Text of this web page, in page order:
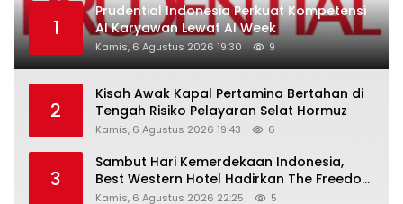
1
Prudential Indonesia Perkuat Kompetensi
AI Karyawan Lewat AI Week
Kamis, 6 Agustus 2026 19:30 9
2
Kisah Awak Kapal Pertamina Bertahan di
Tengah Risiko Pelayaran Selat Hormuz
Kamis, 6 Agustus 2026 19:43 6
3
Sambut Hari Kemerdekaan Indonesia,
Best Western Hotel Hadirkan The Freedom
Stay Diskon Hingga 45%
Kamis, 6 Agustus 2026 22:25 5